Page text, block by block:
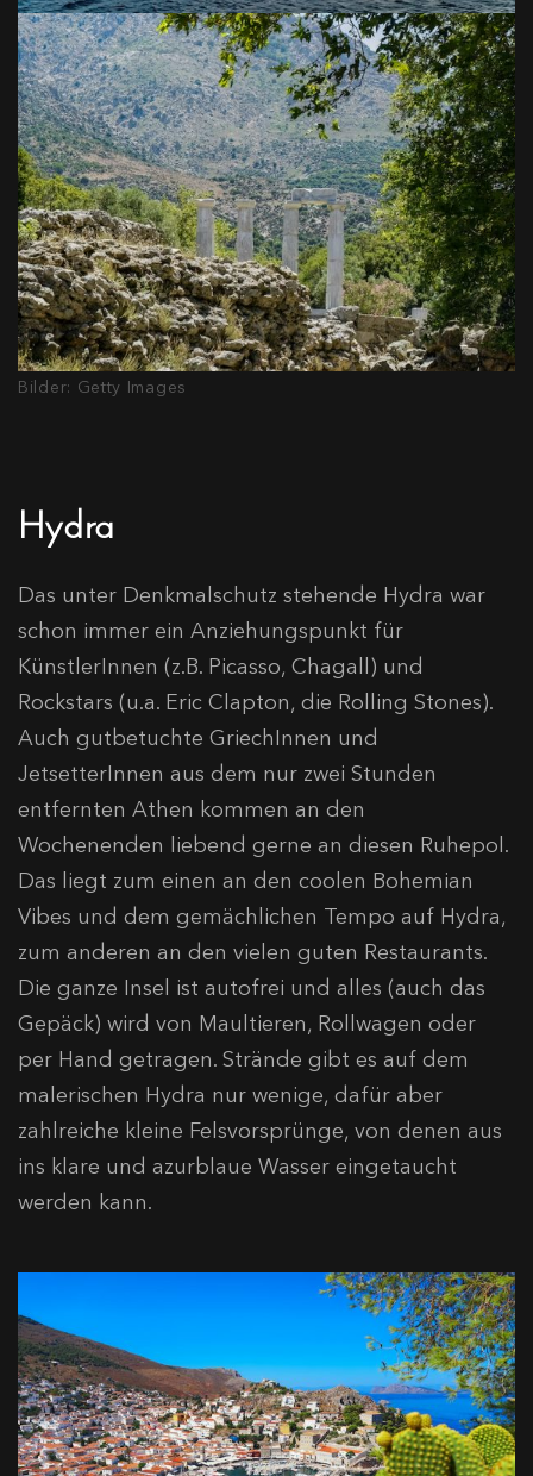
Bilder: Getty Images
Hydra
Das unter Denkmalschutz stehende Hydra war
schon immer ein Anziehungspunkt für
KünstlerInnen (z.B. Picasso, Chagall) und
Rockstars (u.a. Eric Clapton, die Rolling Stones).
Auch gutbetuchte GriechInnen und
JetsetterInnen aus dem nur zwei Stunden
entfernten Athen kommen an den
Wochenenden liebend gerne an diesen Ruhepol.
Das liegt zum einen an den coolen Bohemian
Vibes und dem gemächlichen Tempo auf Hydra,
zum anderen an den vielen guten Restaurants.
Die ganze Insel ist autofrei und alles (auch das
Gepäck) wird von Maultieren, Rollwagen oder
per Hand getragen. Strände gibt es auf dem
malerischen Hydra nur wenige, dafür aber
zahlreiche kleine Felsvorsprünge, von denen aus
ins klare und azurblaue Wasser eingetaucht
werden kann.